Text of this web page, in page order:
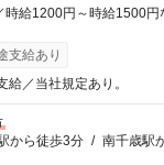
時給1200円～時給1500
支給あり
給／当社規定あり。
から徒歩3分 / 南千歳駅